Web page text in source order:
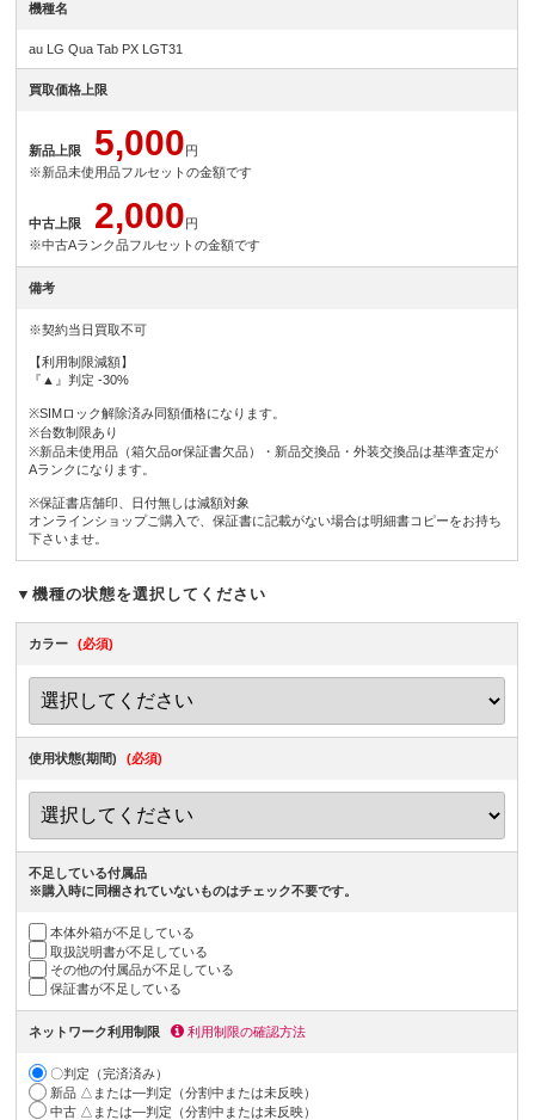
機種名
au LG Qua Tab PX LGT31
買取価格上限
新品上限 5,000円
※新品未使用品フルセットの金額です
中古上限 2,000円
※中古Aランク品フルセットの金額です
備考
※契約当日買取不可
【利用制限減額】
『▲』判定 -30%
※SIMロック解除済み同額価格になります。
※台数制限あり
※新品未使用品（箱欠品or保証書欠品）・新品交換品・外装交換品は基準査定が
Aランクになります。
※保証書店舗印、日付無しは減額対象
オンラインショップご購入で、保証書に記載がない場合は明細書コピーをお持ち
下さいませ。
▼機種の状態を選択してください
カラー (必須)
使用状態(期間) (必須)
不足している付属品
※購入時に同梱されていないものはチェック不要です。
本体外箱が不足している
取扱説明書が不足している
その他の付属品が不足している
保証書が不足している
ネットワーク利用制限 利用制限の確認方法
〇判定（完済済み）
新品 △または―判定（分割中または未反映）
中古 △または―判定（分割中または未反映）